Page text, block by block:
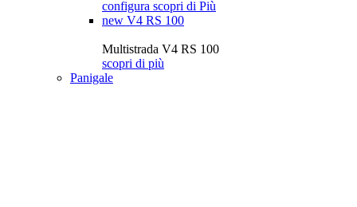
configura scopri di Più
new V4 RS 100
Multistrada V4 RS 100
scopri di più
Panigale